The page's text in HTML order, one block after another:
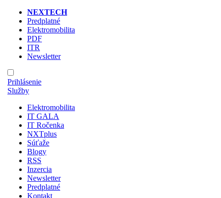
NEXTECH
Predplatné
Elektromobilita
PDF
ITR
Newsletter
Prihlásenie
Služby
Elektromobilita
IT GALA
IT Ročenka
NXTplus
Súťaže
Blogy
RSS
Inzercia
Newsletter
Predplatné
Kontakt